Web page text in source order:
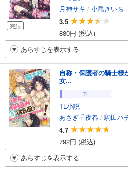
完結
月神サキ / 小島きいち
3.5
880円 (税込)
あらすじを表示する
自称・保護者の騎士様
女...
TL
TL小説
あさぎ千夜春 /駒田ハ
4.7
792円 (税込)
あらすじを表示する